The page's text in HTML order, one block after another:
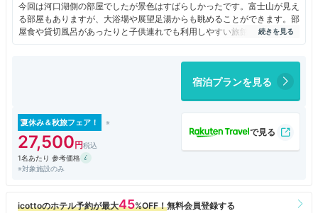
今回は河口湖側の部屋でしたが景色はすばらしかったです。富士山が見え
る部屋もありますが、大浴場や展望足湯からも眺めることができます。部
屋食や貸切風呂があったりと子供連れでも利用しやすい旅館だと思いま
す。館内はとてもきれいでスタッフも皆親切でした。
宿泊プランを見る
夏休み＆秋旅フェア！
27,500
1名あたり 参考価格
※対象施設のみ